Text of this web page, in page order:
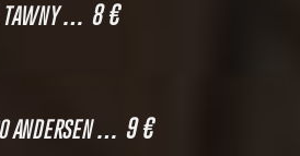
TAWNY… 8 €
ANDERSEN… 9 €